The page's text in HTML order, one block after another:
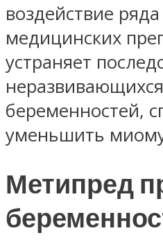
воздействие
медицинских
устраняет
неразвивающихся
беременностей,
уменьшить
Метипред